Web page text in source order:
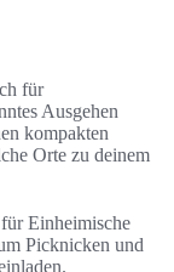
für
Ausgehen
kompakten
Orte zu deinem
Einheimische
Picknicken und